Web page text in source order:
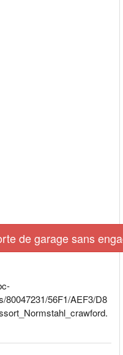
de garage sans
80047231/56F1/AEF3/D8